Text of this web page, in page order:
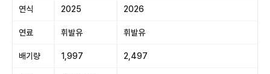
연식 2025 2026
연료 휘발유 휘발유
배기량 1,997 2,497